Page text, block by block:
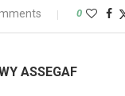
0
ASSEGAF